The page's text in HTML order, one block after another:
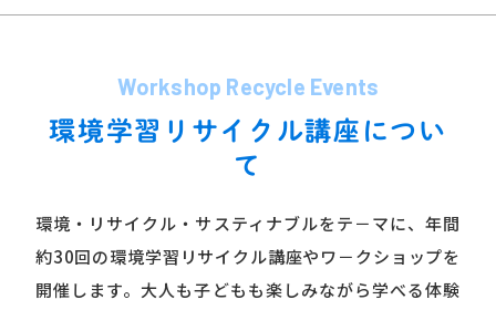
Workshop Recycle Events
環境学習リサイクル講座につい
て
環境・リサイクル・サスティナブルをテ－マに、年間
約30回の環境学習リサイクル講座やワ－クショップを
開催します。 大人も子どもも楽しみながら学べる体験